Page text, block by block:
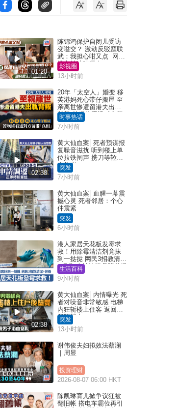
01:20
陈锦鸿保护自闭儿受访
变嗌交？ 激动反驳颜联
武：我担心咁又点 网民
批主持咄咄逼人
影视圈
13小时前
20年「太空人」婚变 移
英港妈死心带仔搬屋 至
亲离世惨遭留港夫出轨
背叛 苦叹终看透对方留
港「真相」｜Juicy叮
时事热话
7小时前
02:38
黄大仙血案│死者预谋报
复噪音滋扰 听到楼上单
位拉铁闸声 携刀等䢂伏
击伤者
突发
7小时前
黄大仙血案│血腥一幕震
撼心灵 死者邻居：个心
仲震紧
突发
6小时前
港人家居天花板发霉求
救！用除霉清洁剂竟抹
到一挞挞 网民3招教清洁
+保养 本地油漆品牌曾提
醒勿用1物防变色
生活百科
9小时前
02:38
黄大仙血案│内情曝光 死
者对噪音非常敏感 电梯
内狂斩楼上住客 返回住
所堕楼亡
突发
13小时前
谢伟俊夫妇拟效法蔡澜
｜周显
投资理财
2026-08-07 06:00 HKT
陈凯琳育儿掀争议狂被
翻旧帐 搭电车霸位再引